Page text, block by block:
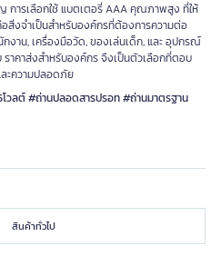
การเลือกใช้ แบตเตอรี่ AAA คุณภาพสูง ที่ให้
สิ่งจำเป็นสำหรับองค์กรที่ต้องการความต่อ
งาน, เครื่องมือวัด, ของเล่นเด็ก, และ อุปกรณ์
าคาส่งสำหรับองค์กร จึงเป็นตัวเลือกที่ตอบ
ะความปลอดภัย
วลต์ #ถ่านปลอดสารปรอท #ถ่านมาตรฐาน
สินค้าทั่วไป